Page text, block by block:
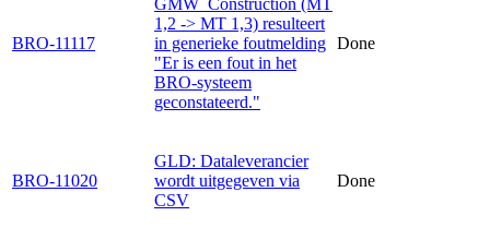
BRO-11117
1,2 -> MT 1,3) resulteert
in generieke foutmelding
"Er is een fout in het
BRO-systeem
geconstateerd."
Done
BRO-11020
GLD: Dataleverancier
wordt uitgegeven via
CSV
Done